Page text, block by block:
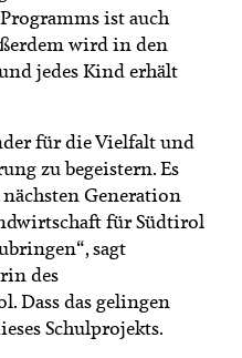
ist auch
wird in den
jedes Kind erhält
für die Vielfalt und
zu begeistern. Es
Generation
für Südtirol
sagt
des
Dass das gelingen
Schulprojekts.